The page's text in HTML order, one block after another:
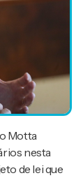
Motta
nesta
de lei que